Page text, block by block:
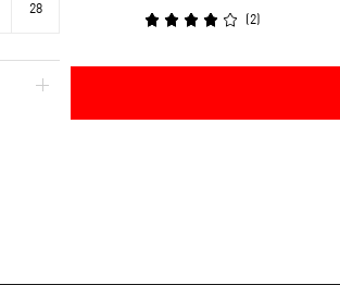
(2)
28